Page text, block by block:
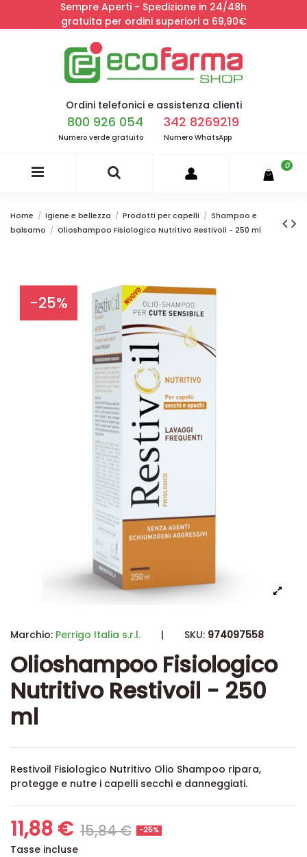
Sempre Aperti - Spedizione in 24/48h
gratuita per ordini superiori a 69,90€
Ordini telefonici e assistenza clienti
800 926 054
Numero verde gratuito
342 8269219
Numero WhatsApp
0
Home Igiene e bellezza Prodotti per capelli
Shampoo e
balsamo
Olioshampoo Fisiologico Nutritivo Restivoil - 250 ml
-25%
Marchio: Perrigo Italia s.r.l. | SKU: 974097558
Olioshampoo Fisiologico
Nutritivo Restivoil - 250
ml
Restivoil Fisiologico Nutritivo Olio Shampoo ripara,
protegge e nutre i capelli secchi e danneggiati.
11,88 € 15,84 € -25%
Tasse incluse